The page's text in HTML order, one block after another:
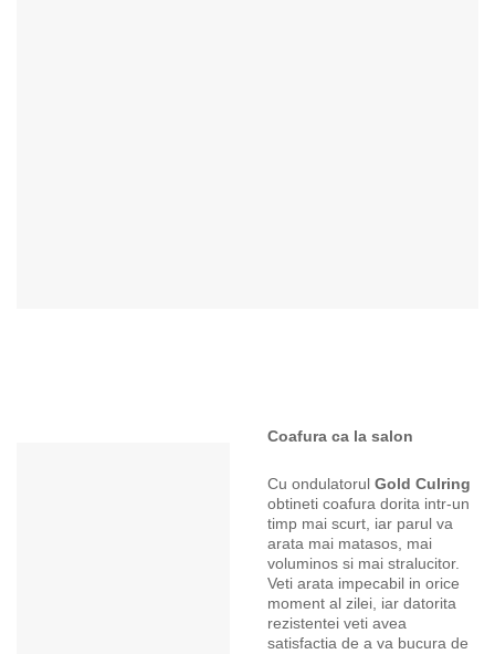
Coafura ca la salon
Cu ondulatorulGold Culring
obtineti coafura dorita intr-un
timp mai scurt, iar parul va
arata mai matasos, mai
voluminos si mai stralucitor.
Veti arata impecabil in orice
moment al zilei, iar datorita
rezistentei veti avea
satisfactia de a va bucura de